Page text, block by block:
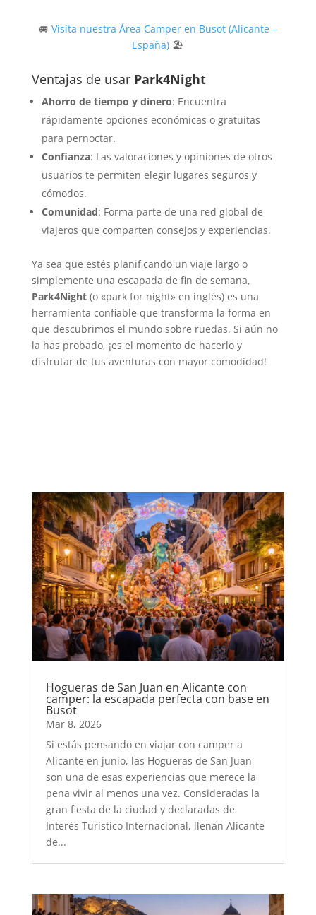
🚐 Visita nuestra Área Camper en Busot (Alicante –
España) 🏖
Ventajas de usar Park4Night
Ahorro de tiempo y dinero: Encuentra
rápidamente opciones económicas o gratuitas
para pernoctar.
Confianza: Las valoraciones y opiniones de otros
usuarios te permiten elegir lugares seguros y
cómodos.
Comunidad: Forma parte de una red global de
viajeros que comparten consejos y experiencias.
Ya sea que estés planificando un viaje largo o
simplemente una escapada de fin de semana,
Park4Night(o «park for night» en inglés) es una
herramienta confiable que transforma la forma en
que descubrimos el mundo sobre ruedas. Si aún no
la has probado, ¡es el momento de hacerlo y
disfrutar de tus aventuras con mayor comodidad!
Hogueras de San Juan en Alicante con
camper: la escapada perfecta con base en
Busot
Mar 8, 2026
Si estás pensando en viajar con camper a
Alicante en junio, las Hogueras de San Juan
son una de esas experiencias que merece la
pena vivir al menos una vez. Consideradas la
gran fiesta de la ciudad y declaradas de
Interés Turístico Internacional, llenan Alicante
de...